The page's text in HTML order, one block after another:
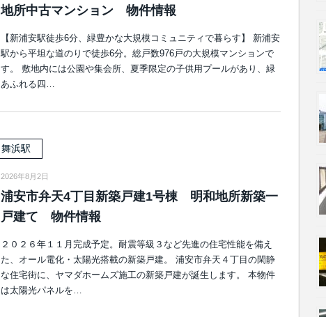
地所中古マンション 物件情報
【新浦安駅徒歩6分、緑豊かな大規模コミュニティで暮らす】 新浦安
駅から平坦な道のりで徒歩6分。総戸数976戸の大規模マンションで
す。 敷地内には公園や集会所、夏季限定の子供用プールがあり、緑
あふれる四…
舞浜駅
2026年8月2日
浦安市弁天4丁目新築戸建1号棟 明和地所新築一
戸建て 物件情報
２０２６年１１月完成予定。耐震等級３など先進の住宅性能を備え
た、オール電化・太陽光搭載の新築戸建。 浦安市弁天４丁目の閑静
な住宅街に、ヤマダホームズ施工の新築戸建が誕生します。 本物件
は太陽光パネルを…